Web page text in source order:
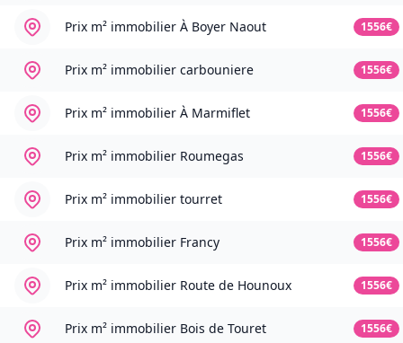
Prix m² immobilier À Boyer Naout 1556€
Prix m² immobilier carbouniere 1556€
Prix m² immobilier À Marmiflet 1556€
Prix m² immobilier Roumegas 1556€
Prix m² immobilier tourret 1556€
Prix m² immobilier Francy 1556€
Prix m² immobilier Route de Hounoux 1556€
Prix m² immobilier Bois de Touret 1556€